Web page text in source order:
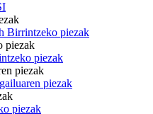
Birrintzeko piezak
piezak
piezak
piezak
piezak
piezak